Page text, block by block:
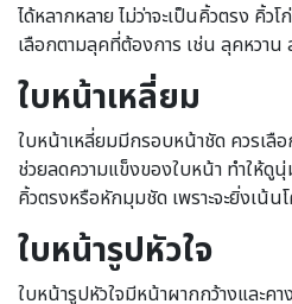
ได้หลากหลาย ไม่ว่าจะเป็นคิ้วตรง คิ้ว
เลือกตามลุคที่ต้องการ เช่น ลุคหวา
ใบหน้าเหลี่ยม
ใบหน้าเหลี่ยมมีกรอบหน้าชัด ควรเลื
ช่วยลดความแข็งของใบหน้า ทำให้
คิ้วตรงหรือหักมุมชัด เพราะจะยิ่งเน้
ใบหน้ารูปหัวใจ
ใบหน้ารูปหัวใจมีหน้าผากกว้างและค